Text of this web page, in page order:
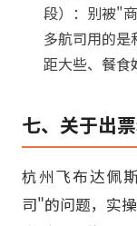
段）：别被"
多航司用的是
距大些、餐食
七、关于出
杭州飞布达佩
司"的问题，实